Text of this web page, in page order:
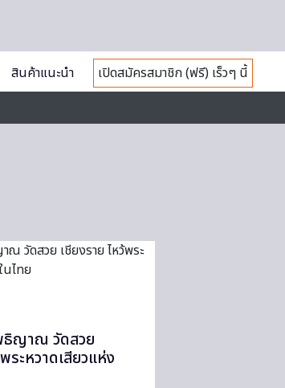
สินค้าแนะนำ
เปิดสมัครสมาชิก (ฟรี) เร็วๆ นี้
ธิญาณ วัดสวย
ระหวาดเสียวแห่ง